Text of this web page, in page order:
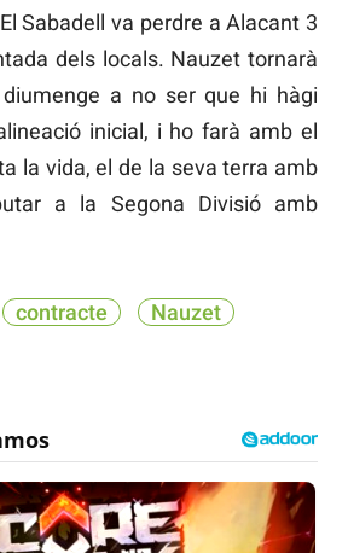
Sabadell va perdre a Alacant 3
dels locals. Nauzet tornarà
a no ser que hi hàgi
inicial, i ho farà amb el
la vida, el de la seva terra amb
a la Segona Divisió amb
contracte
Nauzet